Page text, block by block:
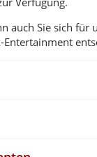
auch Sie sich für